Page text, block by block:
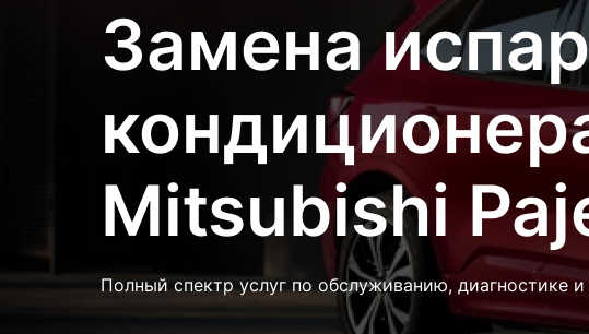
Замена
Mitsubishi
Полный спектр услуг по обслуживанию, диагностике